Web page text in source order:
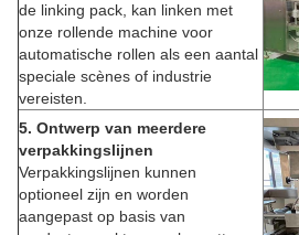
de linking pack, kan linken met
onze rollende machine voor
automatische rollen als een aantal
speciale scènes of industrie
vereisten.
5. Ontwerp van meerdere
verpakkingslijnen
Verpakkingslijnen kunnen
optioneel zijn en worden
aangepast op basis van